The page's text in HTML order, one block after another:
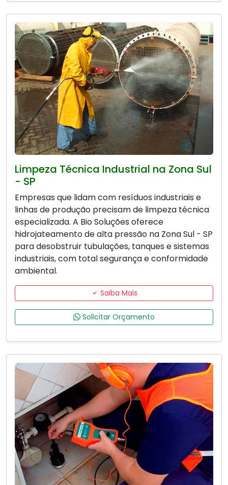
Limpeza Técnica Industrial na Zona Sul
- SP
Empresas que lidam com resíduos industriais e
linhas de produção precisam de limpeza técnica
especializada. A Bio Soluções oferece
hidrojateamento de alta pressão na Zona Sul - SP
para desobstruir tubulações, tanques e sistemas
industriais, com total segurança e conformidade
ambiental.
Saiba Mais
Solicitar Orçamento